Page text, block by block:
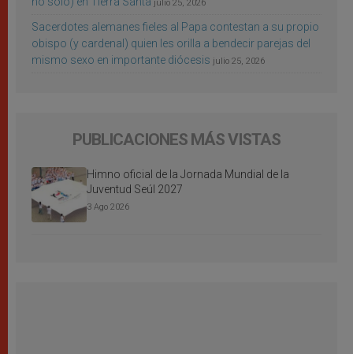
julio 25, 2026
Sacerdotes alemanes fieles al Papa contestan a su propio
obispo (y cardenal) quien les orilla a bendecir parejas del
mismo sexo en importante diócesis julio 25, 2026
PUBLICACIONES MÁS VISTAS
Himno oficial de la Jornada Mundial de la
Juventud Seúl 2027
3 Ago 2026